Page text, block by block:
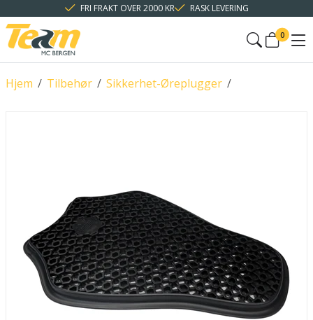
FRI FRAKT OVER 2000 KR RASK LEVERING
0
/
Hjem /
Tilbehør /
Sikkerhet-Øreplugger